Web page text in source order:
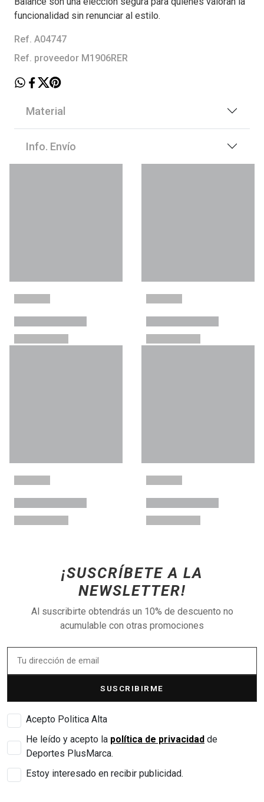
funcionalidad sin renunciar al estilo.
Ref. A04747
Ref. proveedor M1906RER
Material
Info. Envío
¡SUSCRÍBETE A LA
NEWSLETTER!
Al suscribirte obtendrás un 10% de descuento no
acumulable con otras promociones
SUSCRIBIRME
Acepto Politica Alta
He leído y acepto la política de privacidad de
Deportes PlusMarca.
Estoy interesado en recibir publicidad.